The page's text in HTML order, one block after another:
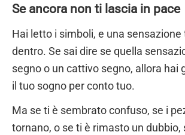
Se ancora non ti lascia in pace
Hai letto i simboli, e una sensazione
dentro. Se sai dire se quella
segno o un cattivo segno, allora hai
il tuo sogno per conto tuo.
Ma se ti è sembrato confuso, se i
tornano, o se ti è rimasto un dubbio,